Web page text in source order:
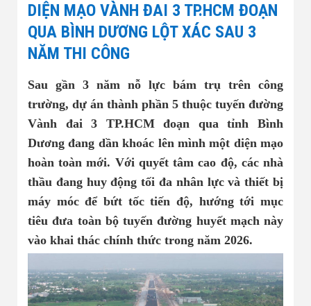
Dự án
Marine City
Đông Tăng Long
Căn hộ La Pura
Nhà đất bán 01
Nhà đất bán 02
Nhà đất bán 03
DIỆN MẠO VÀNH ĐAI 3 TP.HCM ĐOẠN
QUA BÌNH DƯƠNG LỘT XÁC SAU 3
NĂM THI CÔNG
Sau gần 3 năm nỗ lực bám trụ trên công
trường, dự án thành phần 5 thuộc tuyến đường
Vành đai 3 TP.HCM đoạn qua tỉnh Bình
Dương đang dần khoác lên mình một diện mạo
hoàn toàn mới. Với quyết tâm cao độ, các nhà
thầu đang huy động tối đa nhân lực và thiết bị
máy móc để bứt tốc tiến độ, hướng tới mục
tiêu đưa toàn bộ tuyến đường huyết mạch này
vào khai thác chính thức trong năm 2026.